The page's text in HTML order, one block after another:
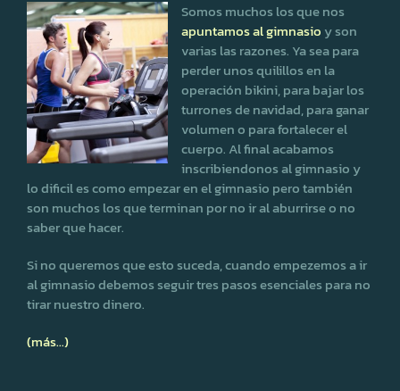
Somos muchos los que nos
apuntamos al gimnasio y son
varias las razones. Ya sea para
perder unos quilillos en la
operación bikini, para bajar los
turrones de navidad, para ganar
volumen o para fortalecer el
cuerpo. Al final acabamos
inscribiendonos al gimnasio y
lo dificil es como empezar en el gimnasio pero también
son muchos los que terminan por no ir al aburrirse o no
saber que hacer.
Si no queremos que esto suceda, cuando empezemos a ir
al gimnasio debemos seguir tres pasos esenciales para no
tirar nuestro dinero.
(más…)